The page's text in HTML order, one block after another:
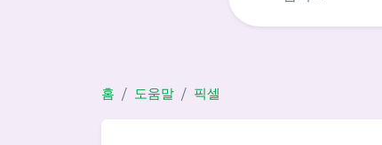
홈 도움말 픽셀